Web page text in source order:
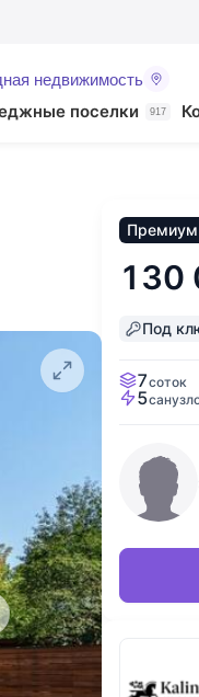
недвижимость
поселки 917
Премиум
130
Под
7соток
5